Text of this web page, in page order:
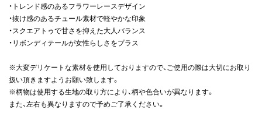
・トレンド感のあるフラワーレースデザイン
・抜け感のあるチュール素材で軽やかな印象
・スクエアトゥで甘さを抑えた大人バランス
・リボンディテールが女性らしさをプラス
※大変デリケートな素材を使用しておりますので、ご使用の際は大切にお取り
扱い頂きますようお願い致します。
※柄物は使用する生地の取り方により、柄や色合いが異なります。
また、左右も異なりますので予めご了承ください。